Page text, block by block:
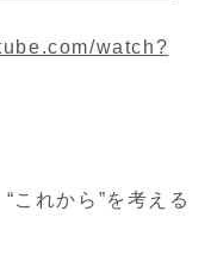
watch?
これから”を考える